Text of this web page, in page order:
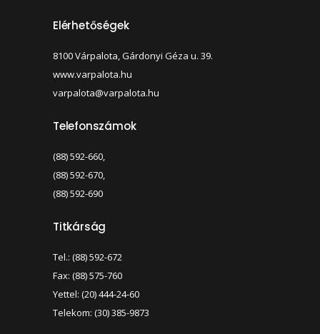
Elérhetőségek
8100 Várpalota, Gárdonyi Géza u. 39.
www.varpalota.hu
varpalota@varpalota.hu
Telefonszámok
(88) 592-660,
(88) 592-670,
(88) 592-690
Titkárság
Tel.: (88) 592-672
Fax: (88) 575-760
Yettel: (20) 444-24-60
Telekom: (30) 385-9873